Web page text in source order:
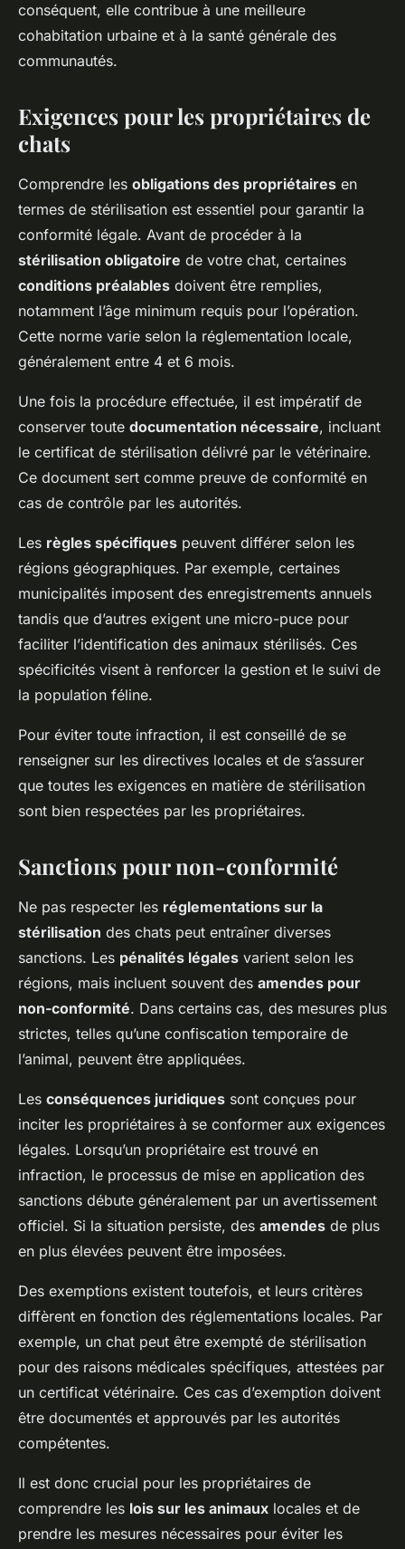
conséquent, elle contribue à une meilleure
cohabitation urbaine et à la santé générale des
communautés.
Exigences pour les propriétaires de
chats
Comprendre les obligations des propriétaires en
termes de stérilisation est essentiel pour garantir la
conformité légale. Avant de procéder à la
stérilisation obligatoire de votre chat, certaines
conditions préalables doivent être remplies,
notamment l’âge minimum requis pour l’opération.
Cette norme varie selon la réglementation locale,
généralement entre 4 et 6 mois.
Une fois la procédure effectuée, il est impératif de
conserver toute documentation nécessaire, incluant
le certificat de stérilisation délivré par le vétérinaire.
Ce document sert comme preuve de conformité en
cas de contrôle par les autorités.
Les règles spécifiques peuvent différer selon les
régions géographiques. Par exemple, certaines
municipalités imposent des enregistrements annuels
tandis que d’autres exigent une micro-puce pour
faciliter l’identification des animaux stérilisés. Ces
spécificités visent à renforcer la gestion et le suivi de
la population féline.
Pour éviter toute infraction, il est conseillé de se
renseigner sur les directives locales et de s’assurer
que toutes les exigences en matière de stérilisation
sont bien respectées par les propriétaires.
Sanctions pour non-conformité
Ne pas respecter les réglementations sur la
stérilisation des chats peut entraîner diverses
sanctions. Les pénalités légales varient selon les
régions, mais incluent souvent des amendes pour
non-conformité. Dans certains cas, des mesures plus
strictes, telles qu’une confiscation temporaire de
l’animal, peuvent être appliquées.
Les conséquences juridiques sont conçues pour
inciter les propriétaires à se conformer aux exigences
légales. Lorsqu’un propriétaire est trouvé en
infraction, le processus de mise en application des
sanctions débute généralement par un avertissement
officiel. Si la situation persiste, des amendes de plus
en plus élevées peuvent être imposées.
Des exemptions existent toutefois, et leurs critères
diffèrent en fonction des réglementations locales. Par
exemple, un chat peut être exempté de stérilisation
pour des raisons médicales spécifiques, attestées par
un certificat vétérinaire. Ces cas d’exemption doivent
être documentés et approuvés par les autorités
compétentes.
Il est donc crucial pour les propriétaires de
comprendre les lois sur les animaux locales et de
prendre les mesures nécessaires pour éviter les